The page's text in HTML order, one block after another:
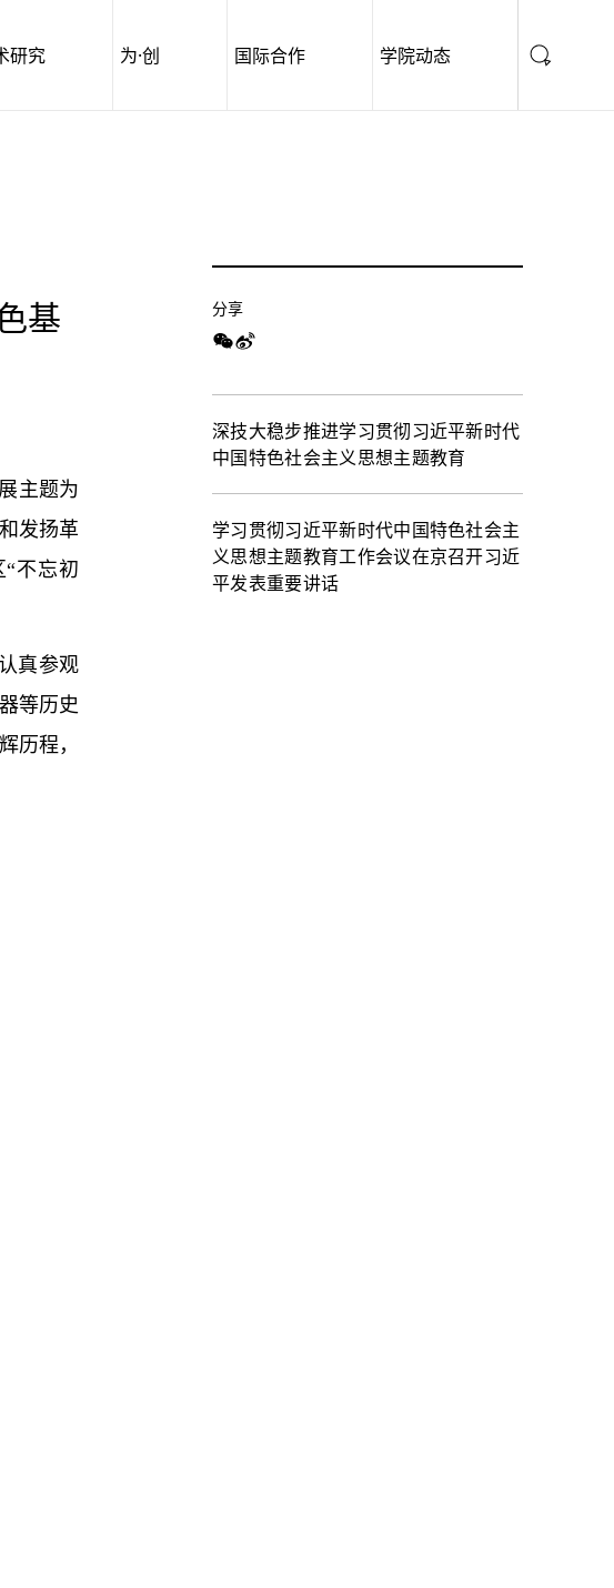
研究 为·创 国际合作 学院动态
基
主题为
发扬革
不忘初
真参观
等历史
历程，
分享
深技大稳步推进学习贯彻习近平新时代
中国特色社会主义思想主题教育
学习贯彻习近平新时代中国特色社会主
义思想主题教育工作会议在京召开习近
平发表重要讲话